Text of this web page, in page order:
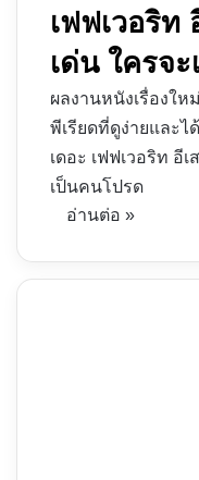
เฟฟเวอริท
เด่น ใครจ
ผลงานหนังเรื่องให
พีเรียดที่ดูง่ายและไ
เดอะ เฟฟเวอริท
เป็นคนโปรด
อ่านต่อ »